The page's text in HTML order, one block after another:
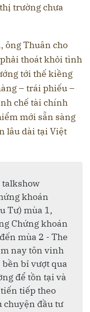
trường chưa
ông Thuân cho
thoát khỏi tình
tới thế kiềng
– trái phiếu –
chế tài chính
mới sẵn sàng
lâu dài tại Việt
talkshow
khoán
Tư) mùa 1,
Chứng khoán
mùa 2 - The
nay tôn vinh
bỉ vượt qua
để tồn tại và
tiếp theo
chuyện đầu tư